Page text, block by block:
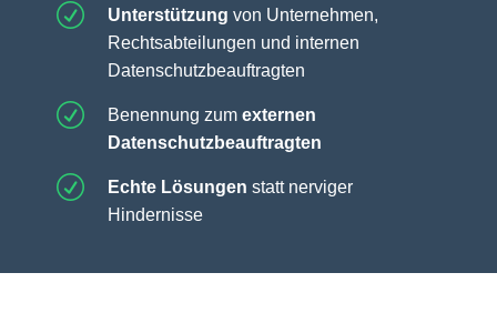
R Unterstützung von Unternehmen,
Rechtsabteilungen und internen
Datenschutzbeauftragten
R Benennung zum externen
Datenschutzbeauftragten
R Echte Lösungen statt nerviger
Hindernisse